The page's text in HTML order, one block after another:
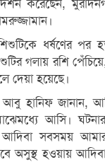
করেছেন,
ধর্ষণের পর
গলায় রশি
দেয়া হয়েছে।
হানিফ জানান,
আসি।
সবসময়
অসুস্থ হওয়ায়